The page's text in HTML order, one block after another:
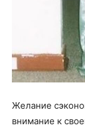
Желание
внимание к